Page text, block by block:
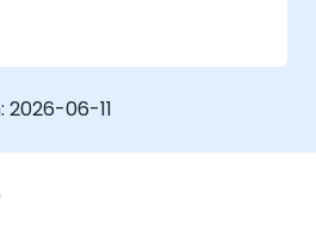
'forecast' para generar
precisos.
de trabajo de
y de investigación.
2026-06-11